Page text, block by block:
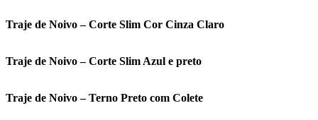
Traje de Noivo – Corte Slim Cor Cinza Claro
Traje de Noivo – Corte Slim Azul e preto
Traje de Noivo – Terno Preto com Colete